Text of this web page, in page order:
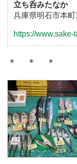
立ち呑みたなか
兵庫県明石市本
https://www.sake-
＊ ＊ ＊